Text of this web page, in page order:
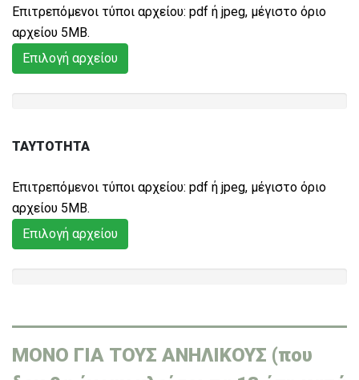
Επιλογή αρχείου
Eπιτρεπόμενοι τύποι αρχείου: pdf ή jpeg, μέγιστο όριο
αρχείoυ 5MB.
ΤΑΥΤΟΤΗΤΑ
Επιλογή αρχείου
Eπιτρεπόμενοι τύποι αρχείου: pdf ή jpeg, μέγιστο όριο
αρχείoυ 5MB.
ΜΟΝΟ ΓΙΑ ΤΟΥΣ ΑΝΗΛΙΚΟΥΣ (που